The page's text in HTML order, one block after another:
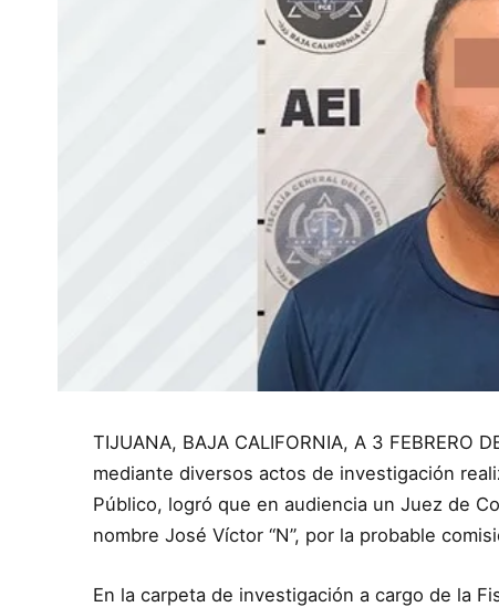
TIJUANA, BAJA CALIFORNIA, A 3 FEBRERO
mediante diversos actos de investigación
Público, logró que en audiencia un Juez de
nombre José Víctor “N”, por la probable
En la carpeta de investigación a cargo de la